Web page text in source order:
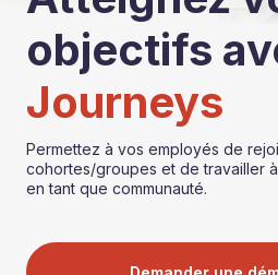
objectifs
Journeys
Permettez à vos employés de
cohortes/groupes et de travailler
en tant que communauté.